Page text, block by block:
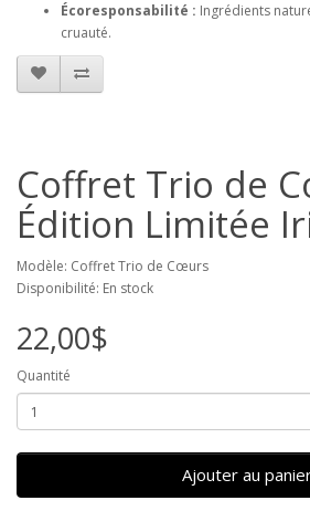
Écoresponsabilité : Ingrédients
cruauté.
Coffret Trio de
Édition Limitée
Modèle: Coffret Trio de Cœurs
Disponibilité: En stock
22,00$
Quantité
Ajouter au